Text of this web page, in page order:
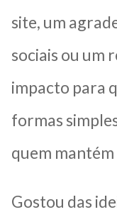
site, um
sociais ou um
impacto para
formas
quem
Gostou das